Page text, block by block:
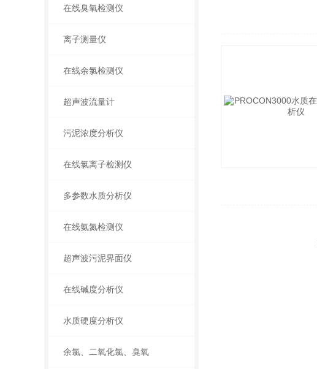
在线臭氧检测仪
离子测量仪
在线余氯检测仪
超声波流量计
污泥浓度分析仪
在线氯离子检测仪
多参数水质分析仪
在线氨氮检测仪
超声波污泥界面仪
在线碱度分析仪
水质硬度分析仪
余氯、二氧化氯、臭氧